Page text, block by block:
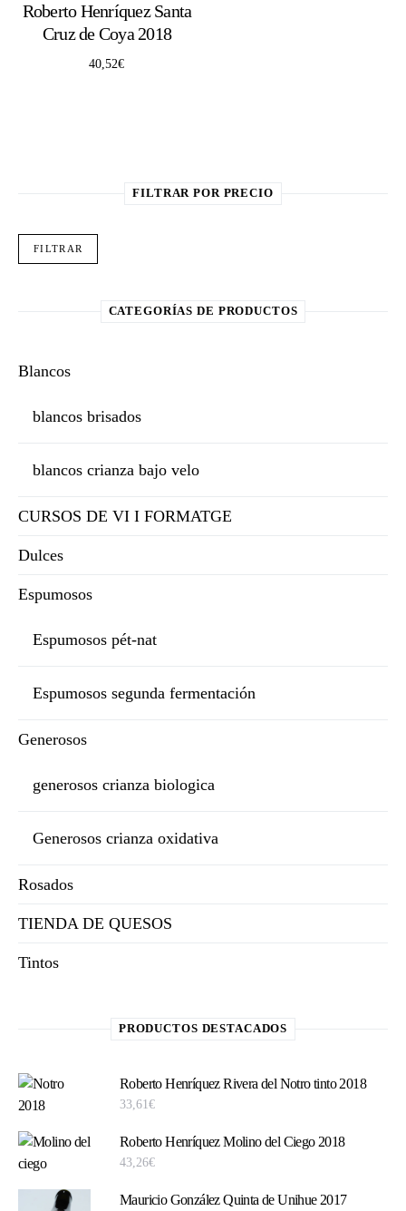
Roberto Henríquez Santa
Cruz de Coya 2018
40,52€
FILTRAR POR PRECIO
FILTRAR
CATEGORÍAS DE PRODUCTOS
Blancos
blancos brisados
blancos crianza bajo velo
CURSOS DE VI I FORMATGE
Dulces
Espumosos
Espumosos pét-nat
Espumosos segunda fermentación
Generosos
generosos crianza biologica
Generosos crianza oxidativa
Rosados
TIENDA DE QUESOS
Tintos
PRODUCTOS DESTACADOS
Roberto Henríquez Rivera del Notro tinto 2018
33,61€
Roberto Henríquez Molino del Ciego 2018
43,26€
Mauricio González Quinta de Unihue 2017